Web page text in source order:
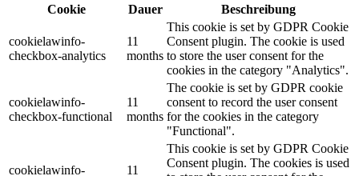
Cookie
Dauer Beschreibung
cookielawinfo-
checkbox-analytics
11
months
This cookie is set by GDPR Cookie
Consent plugin. The cookie is used
to store the user consent for the
cookies in the category "Analytics".
cookielawinfo-
checkbox-functional
11
months
The cookie is set by GDPR cookie
consent to record the user consent
for the cookies in the category
"Functional".
cookielawinfo-
11
This cookie is set by GDPR Cookie
Consent plugin. The cookies is used